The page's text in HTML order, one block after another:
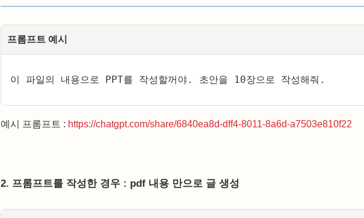
프롬프트 예시
이 파일의 내용으로 PPT를 작성할꺼야. 초안을 10장으로 작성해줘.
예시 프롬프트 : https://chatgpt.com/share/6840ea8d-dff4-8011-8a6d-a7503e810f22
2. 프롬프트를 작성한 경우 : pdf 내용 만으로 글 생성